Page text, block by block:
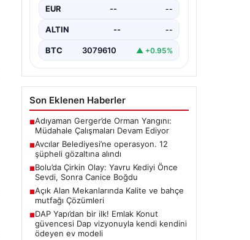
EUR -- --
ALTIN -- --
BTC 3079610 ▲ +0.95%
Son Eklenen Haberler
■Adıyaman Gerger’de Orman Yangını:
Müdahale Çalışmaları Devam Ediyor
■Avcılar Belediyesi’ne operasyon. 12
şüpheli gözaltına alındı
■Bolu’da Çirkin Olay: Yavru Kediyi Önce
Sevdi, Sonra Canice Boğdu
■Açık Alan Mekanlarında Kalite ve bahçe
mutfağı Çözümleri
■DAP Yapı’dan bir ilk! Emlak Konut
güvencesi Dap vizyonuyla kendi kendini
ödeyen ev modeli